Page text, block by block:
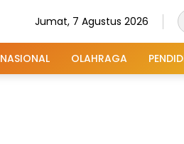
Jumat, 7 Agustus 2026
NASIONAL OLAHRAGA